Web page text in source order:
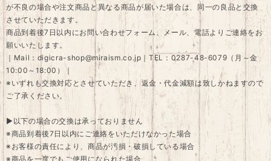
が不良の場合や注文商品と異なる商品が届いた場合は、同一の良品と交換
させていただきます。
商品到着後7日以内にお問い合わせフォーム、メール、電話よりご連絡をお
願いいたします。
｜Mail： digicra-shop@miraism.co.jp ｜TEL：0287-48-6079（月～金
10:00～18:00）｜
※いずれも交換対応とさせていただき、返金・代金減額は致しかねますので
ご了承ください。
▶以下の場合の交換は承っておりません
※商品到着後7日以内にご連絡をいただけなかった場合
※お客様の責任により、商品が汚損・破損している場合
※商品を一度でもご使用になられた場合